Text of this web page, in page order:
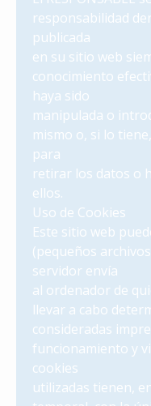
responsabilidad
publicada
en su sitio web
conocimiento
haya sido
manipulada o
mismo o, si lo
para
retirar los datos o
ellos.
Uso de Cookies
Este sitio web
(pequeños
servidor envía
al ordenador de
llevar a cabo
consideradas
funcionamiento y
cookies
utilizadas tienen,